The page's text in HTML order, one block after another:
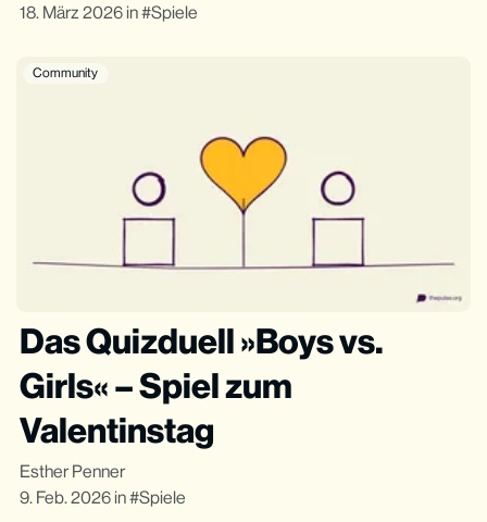
18. März 2026 in Spiele
Community
Das Quizduell »Boys vs.
Girls« – Spiel zum
Valentinstag
Esther Penner
9. Feb. 2026 in Spiele